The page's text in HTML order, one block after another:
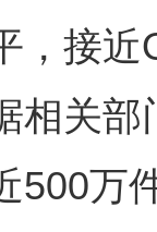
，接
相关
500万